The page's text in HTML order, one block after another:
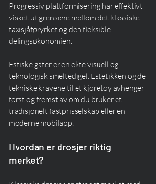
Progressiv plattformisering har effektivt
visket ut grensene mellom det klassiske
taxisjåføryrket og den fleksible
delingsøkonomien.
Estiske gater er en ekte visuell og
teknologisk smeltedigel. Estetikken og de
tekniske kravene til et kjøretøy avhenger
først og fremst av om du bruker et
tradisjonelt fastprisselskap eller en
moderne mobilapp.
Hvordan er drosjer riktig
merket?